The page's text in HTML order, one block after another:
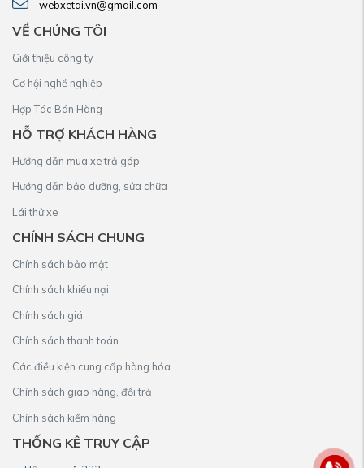
webxetai.vn@gmail.com
VỀ CHÚNG TÔI
Giới thiệu công ty
Cơ hội nghề nghiệp
Hợp Tác Bán Hàng
HỖ TRỢ KHÁCH HÀNG
Hướng dẫn mua xe trả góp
Hướng dẫn bảo dưỡng, sửa chữa
Lái thử xe
CHÍNH SÁCH CHUNG
Chính sách bảo mật
Chính sách khiếu nại
Chính sách giá
Chính sách thanh toán
Các điều kiện cung cấp hàng hóa
Chính sách giao hàng, đổi trả
Chính sách kiểm hàng
THỐNG KÊ TRUY CẬP